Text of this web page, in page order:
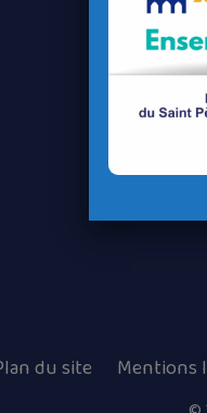
Les
Les
du site Mentions